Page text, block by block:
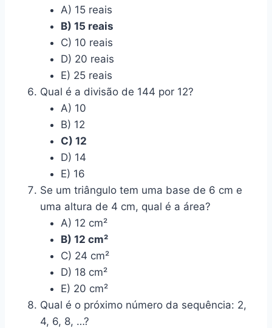
A) 15 reais
B) 15 reais
C) 10 reais
D) 20 reais
E) 25 reais
Qual é a divisão de 144 por 12?
A) 10
B) 12
C) 12
D) 14
E) 16
Se um triângulo tem uma base de 6 cm e
uma altura de 4 cm, qual é a área?
A) 12 cm²
B) 12 cm²
C) 24 cm²
D) 18 cm²
E) 20 cm²
Qual é o próximo número da sequência: 2,
4, 6, 8, …?